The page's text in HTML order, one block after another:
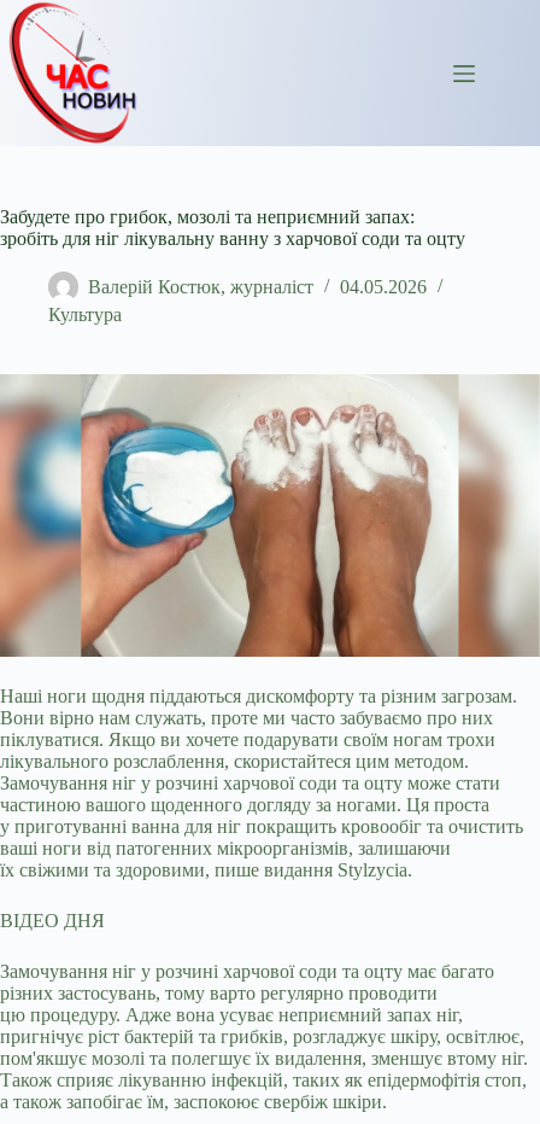
Перейти
до
вмісту
Забудете про грибок, мозолі та неприємний запах:
зробіть для ніг лікувальну ванну з харчової соди та оцту
Валерій Костюк, журналіст
04.05.2026
Культура
Наші ноги щодня піддаються дискомфорту та різним загрозам.
Вони вірно нам служать, проте ми часто забуваємо про них
піклуватися. Якщо ви хочете подарувати своїм ногам трохи
лікувального розслаблення, скористайтеся цим методом.
Замочування ніг у розчині харчової соди та оцту може стати
частиною вашого щоденного догляду за ногами. Ця проста
у приготуванні ванна для ніг покращить кровообіг та очистить
ваші ноги від патогенних мікроорганізмів, залишаючи
їх свіжими та здоровими, пише видання Stylzycia.
ВІДЕО ДНЯ
Замочування ніг у розчині харчової соди та оцту має багато
різних застосувань, тому варто регулярно проводити
цю процедуру. Адже вона усуває неприємний запах ніг,
пригнічує ріст бактерій та грибків, розгладжує шкіру, освітлює,
пом'якшує мозолі та полегшує їх видалення, зменшує втому ніг.
Також сприяє лікуванню інфекцій, таких як епідермофітія стоп,
а також запобігає їм, заспокоює свербіж шкіри.